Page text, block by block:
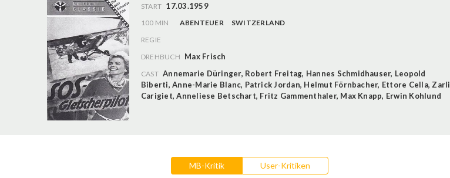
START 17.03.1959
100 MIN ABENTEUER
SWITZERLAND
REGIE
DREHBUCH Max Frisch
CAST Annemarie Düringer, Robert Freitag, Hannes Schmidhauser, Leopold
Biberti,Anne-Marie Blanc, Patrick Jordan, Helmut Förnbacher, Ettore Cella, Zarli
Carigiet,Anneliese Betschart, Fritz Gammenthaler, Max Knapp, Erwin Kohlund
MB-Kritik User-Kritiken